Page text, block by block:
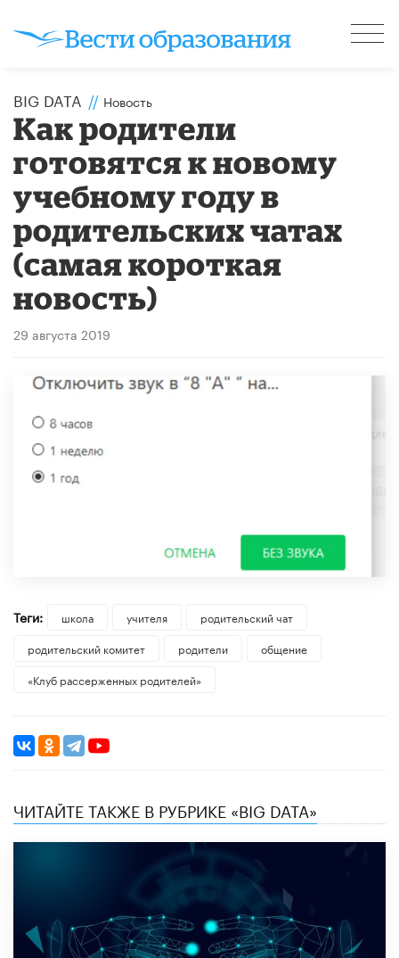
BIG DATA // Новость
Как родители
готовятся к новому
учебному году в
родительских чатах
(самая короткая
новость)
29 августа 2019
Теги: школа учителя
родительский чат
родительский комитет
родители
общение
«Клуб рассерженных родителей»
ЧИТАЙТЕ ТАКЖЕ В РУБРИКЕ «BIG DATA»